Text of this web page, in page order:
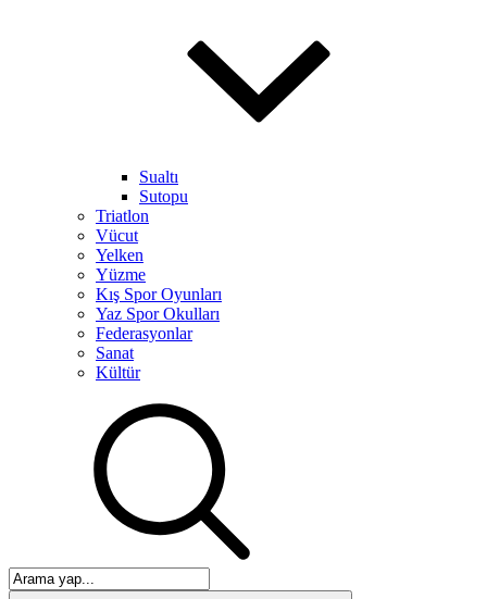
Sualtı
Sutopu
Triatlon
Vücut
Yelken
Yüzme
Kış Spor Oyunları
Yaz Spor Okulları
Federasyonlar
Sanat
Kültür